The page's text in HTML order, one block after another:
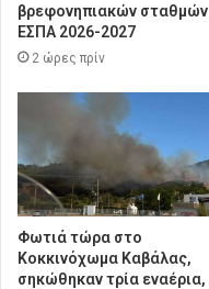
βρεφονηπιακών σταθμών
ΕΣΠΑ 2026-2027
2 ώρες πρίν
Φωτιά τώρα στο
Κοκκινόχωμα Καβάλας,
σηκώθηκαν τρία εναέρια,